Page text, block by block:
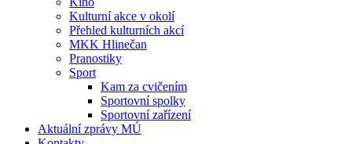
Kulturní akce v okolí
Přehled kulturních akcí
MKK Hlinečan
Pranostiky
Sport
Kam za cvičením
Sportovní spolky
Sportovní zařízení
Aktuální zprávy MÚ